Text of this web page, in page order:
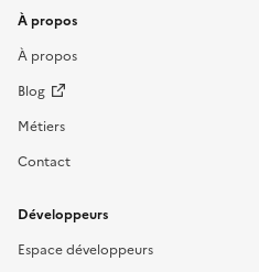
À propos
À propos
Blog
Métiers
Contact
Développeurs
Espace développeurs